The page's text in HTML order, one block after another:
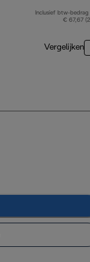
Inclusief btw-bedrag
€ 67,67
Vergelijken